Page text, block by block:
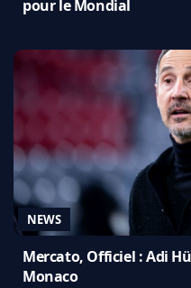
pour le Mondial
NEWS
Mercato, Officiel : Adi
Monaco